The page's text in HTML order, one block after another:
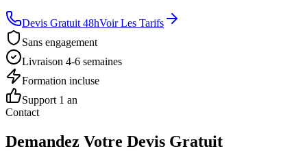
Devis Gratuit 48hVoir Les Tarifs
Sans engagement
Livraison 4-6 semaines
Formation incluse
Support 1 an
Contact
Demandez Votre Devis Gratuit